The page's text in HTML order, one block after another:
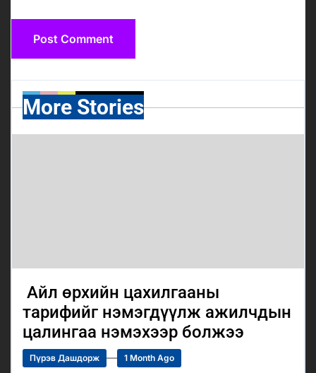
More Stories
Айл өрхийн цахилгааны
тарифийг нэмэгдүүлж ажилчдын
цалингаа нэмэхээр болжээ
Пүрэв Дашдорж 1 Month Ago